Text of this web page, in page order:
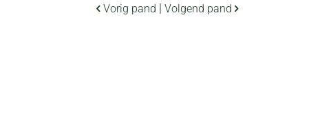
Vorig pand | Volgend pand